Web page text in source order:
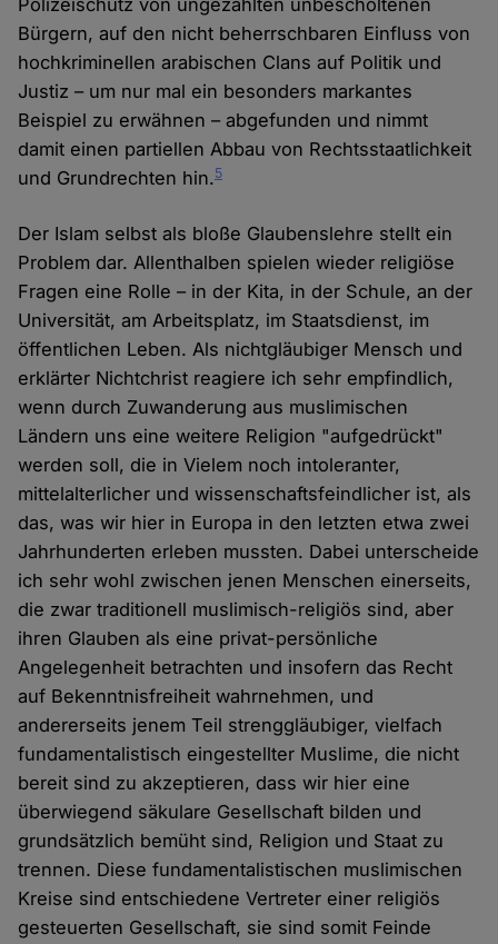
Polizeischutz von ungezählten unbescholtenen
Bürgern, auf den nicht beherrschbaren Einfluss von
hochkriminellen arabischen Clans auf Politik und
Justiz – um nur mal ein besonders markantes
Beispiel zu erwähnen – abgefunden und nimmt
damit einen partiellen Abbau von Rechtsstaatlichkeit
und Grundrechten hin.5
Der Islam selbst als bloße Glaubenslehre stellt ein
Problem dar. Allenthalben spielen wieder religiöse
Fragen eine Rolle – in der Kita, in der Schule, an der
Universität, am Arbeitsplatz, im Staatsdienst, im
öffentlichen Leben. Als nichtgläubiger Mensch und
erklärter Nichtchrist reagiere ich sehr empfindlich,
wenn durch Zuwanderung aus muslimischen
Ländern uns eine weitere Religion "aufgedrückt"
werden soll, die in Vielem noch intoleranter,
mittelalterlicher und wissenschaftsfeindlicher ist, als
das, was wir hier in Europa in den letzten etwa zwei
Jahrhunderten erleben mussten. Dabei unterscheide
ich sehr wohl zwischen jenen Menschen einerseits,
die zwar traditionell muslimisch-religiös sind, aber
ihren Glauben als eine privat-persönliche
Angelegenheit betrachten und insofern das Recht
auf Bekenntnisfreiheit wahrnehmen, und
andererseits jenem Teil strenggläubiger, vielfach
fundamentalistisch eingestellter Muslime, die nicht
bereit sind zu akzeptieren, dass wir hier eine
überwiegend säkulare Gesellschaft bilden und
grundsätzlich bemüht sind, Religion und Staat zu
trennen. Diese fundamentalistischen muslimischen
Kreise sind entschiedene Vertreter einer religiös
gesteuerten Gesellschaft, sie sind somit Feinde